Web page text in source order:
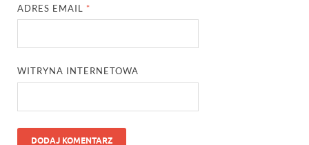
ADRES EMAIL *
WITRYNA INTERNETOWA